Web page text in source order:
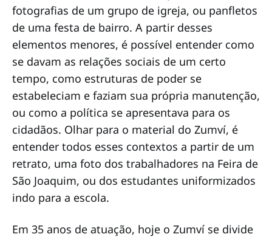
fotografias de um grupo de igreja, ou panfletos
de uma festa de bairro. A partir desses
elementos menores, é possível entender como
se davam as relações sociais de um certo
tempo, como estruturas de poder se
estabeleciam e faziam sua própria manutenção,
ou como a política se apresentava para os
cidadãos. Olhar para o material do Zumví, é
entender todos esses contextos a partir de um
retrato, uma foto dos trabalhadores na Feira de
São Joaquim, ou dos estudantes uniformizados
indo para a escola.
Em 35 anos de atuação, hoje o Zumví se divide